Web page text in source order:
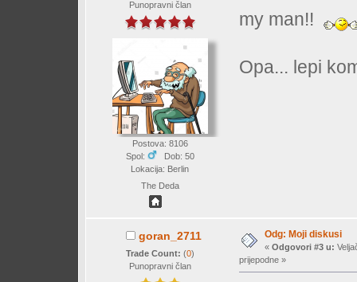
Punopravni član
Postova: 8106
Spol:
Dob: 50
Lokacija: Berlin
The Deda
my man!!
Opa... lepi
goran_2711
Trade Count: (0)
Punopravni član
Odg: Moji diskusi
« Odgovori #3 u:
prijepodne »